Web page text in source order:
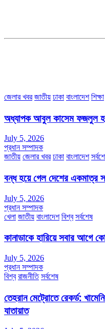
জেলার খবর জাতীয় ঢাকা বাংলাদেশ শিক্ষা
অধ্যাপক আবুল কাসেম ফজলুল
July 5, 2026
প্রধান সম্পাদক
জাতীয় জেলার খবর ঢাকা বাংলাদেশ
বন্ধ হয়ে গেল দেশের একমাত্র
July 5, 2026
প্রধান সম্পাদক
খেলা জাতীয় বাংলাদেশ বিশ্ব সর্বশেষ
কানাডাকে হারিয়ে সবার আগে
July 5, 2026
প্রধান সম্পাদক
বিশ্ব রাজনীতি সর্বশেষ
তেহরান মেট্রোতে রেকর্ড:
যাতায়াত